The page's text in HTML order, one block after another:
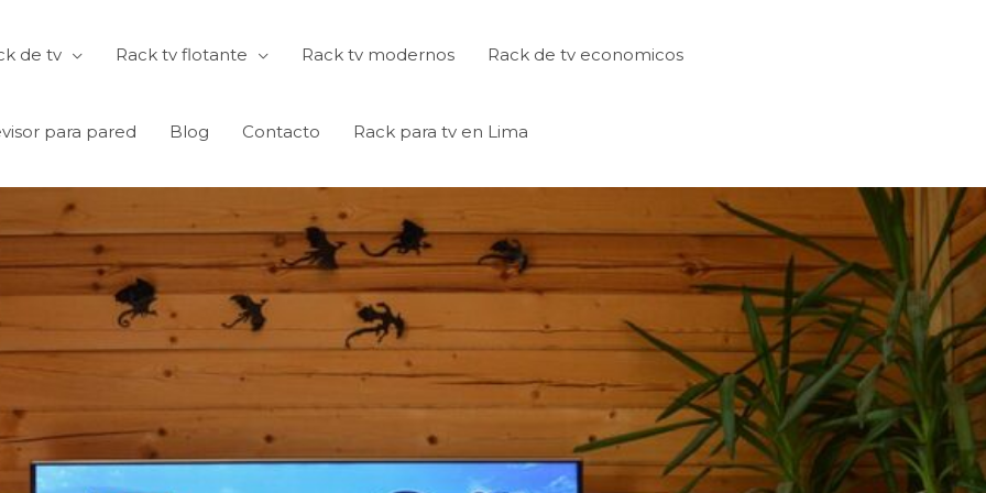
de tv Rack tv flotante Rack tv modernos Rack de tv economicos
para pared Blog Contacto Rack para tv en Lima